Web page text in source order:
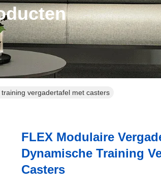
vergadertafel met casters
FLEX Modulaire
Dynamische Training
Casters